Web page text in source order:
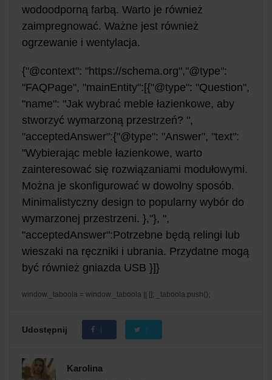
wodoodporną farbą. Warto je również
zaimpregnować. Ważne jest również
ogrzewanie i wentylacja.
{"@context": "https://schema.org","@type":
"FAQPage", "mainEntity":[{"@type": "Question",
"name": "Jak wybrać meble łazienkowe, aby
stworzyć wymarzoną przestrzeń? ",
"acceptedAnswer":{"@type": "Answer", "text":
"Wybierając meble łazienkowe, warto
zainteresować się rozwiązaniami modułowymi.
Można je skonfigurować w dowolny sposób.
Minimalistyczny design to popularny wybór do
wymarzonej przestrzeni. },"}, ",
"acceptedAnswer":Potrzebne będą relingi lub
wieszaki na ręczniki i ubrania. Przydatne mogą
być również gniazda USB }]}
window._taboola = window._taboola || []; _taboola.push();
Udostępnij
Karolina